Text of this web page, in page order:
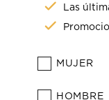
Las
MUJER
HOMBRE